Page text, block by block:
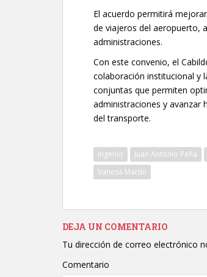
El acuerdo permitirá
de viajeros del aeropuerto,
administraciones.
Con este convenio, el
colaboración institucional y
conjuntas que permiten
administraciones y avanzar
del transporte.
Ingenio Juan Antonio Peña
Vanesa Martín
DEJA UN COMENTARIO
Tu dirección de correo electrónico
Comentario